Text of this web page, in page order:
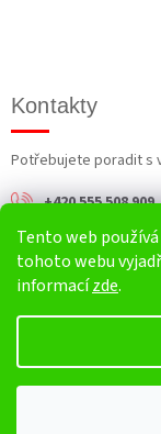
Tento web
tohoto webu
informacízde.
Kontakty
Potřebujete poradit s
+420 555 508 909
info@harv.cz